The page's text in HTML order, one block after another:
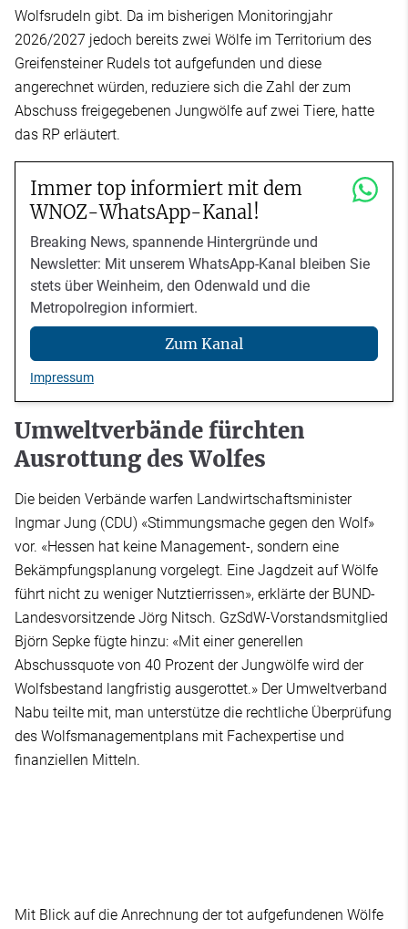
Wolfsrudeln gibt. Da im bisherigen Monitoringjahr
2026/2027 jedoch bereits zwei Wölfe im Territorium des
Greifensteiner Rudels tot aufgefunden und diese
angerechnet würden, reduziere sich die Zahl der zum
Abschuss freigegebenen Jungwölfe auf zwei Tiere, hatte
das RP erläutert.
Immer top informiert mit dem
WNOZ-WhatsApp-Kanal!
Breaking News, spannende Hintergründe und
Newsletter: Mit unserem WhatsApp-Kanal bleiben Sie
stets über Weinheim, den Odenwald und die
Metropolregion informiert.
Zum Kanal
Impressum
Umweltverbände fürchten
Ausrottung des Wolfes
Die beiden Verbände warfen Landwirtschaftsminister
Ingmar Jung (CDU) «Stimmungsmache gegen den Wolf»
vor. «Hessen hat keine Management-, sondern eine
Bekämpfungsplanung vorgelegt. Eine Jagdzeit auf Wölfe
führt nicht zu weniger Nutztierrissen», erklärte der BUND-
Landesvorsitzende Jörg Nitsch. GzSdW-Vorstandsmitglied
Björn Sepke fügte hinzu: «Mit einer generellen
Abschussquote von 40 Prozent der Jungwölfe wird der
Wolfsbestand langfristig ausgerottet.» Der Umweltverband
Nabu teilte mit, man unterstütze die rechtliche Überprüfung
des Wolfsmanagementplans mit Fachexpertise und
finanziellen Mitteln.
Mit Blick auf die Anrechnung der tot aufgefundenen Wölfe